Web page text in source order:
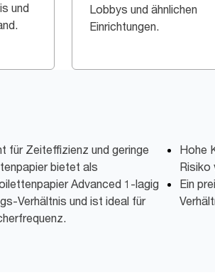
und
Lobbys und ähnlichen
Einrichtungen.
für Zeiteffizienz und geringe
bietet als
Advanced 1-lagig
Verhältnis und ist ideal für
Hohe
Risiko
Ein